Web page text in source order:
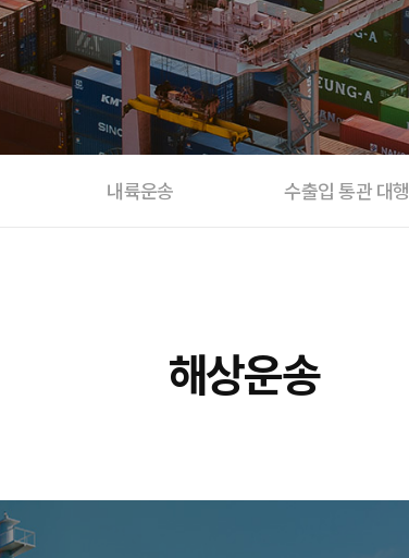
내륙운송 수출입 통관 대행
해상운송